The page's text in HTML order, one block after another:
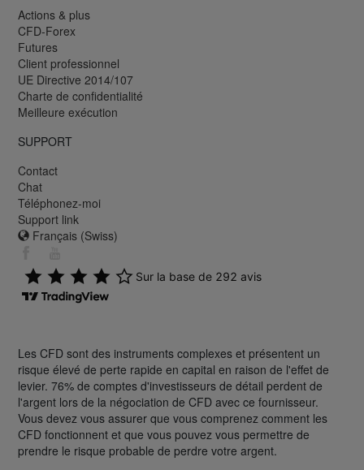
Actions & plus
CFD-Forex
Futures
Client professionnel
UE Directive 2014/107
Charte de confidentialité
Meilleure exécution
SUPPORT
Contact
Chat
Téléphonez-moi
Support link
Français (Swiss)
Les CFD sont des instruments complexes et présentent un
risque élevé de perte rapide en capital en raison de l'effet de
levier. 76% de comptes d'investisseurs de détail perdent de
l'argent lors de la négociation de CFD avec ce fournisseur.
Vous devez vous assurer que vous comprenez comment les
CFD fonctionnent et que vous pouvez vous permettre de
prendre le risque probable de perdre votre argent.